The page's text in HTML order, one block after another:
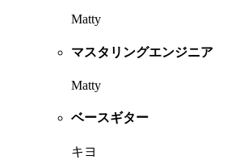
Matty
マスタリングエンジニア
Matty
ベースギター
キヨ